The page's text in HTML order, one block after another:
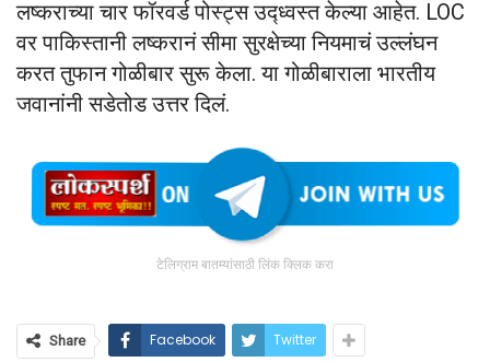
लष्कराच्या चार फॉरवर्ड पोस्ट्स उद्ध्वस्त केल्या आहेत. LOC
वर पाकिस्तानी लष्करानं सीमा सुरक्षेच्या नियमाचं उल्लंघन
करत तुफान गोळीबार सुरू केला. या गोळीबाराला भारतीय
जवानांनी सडेतोड उत्तर दिलं.
टेलिग्राम बातम्यांसाठी लिंक क्लिक करा
Share Facebook Twitter